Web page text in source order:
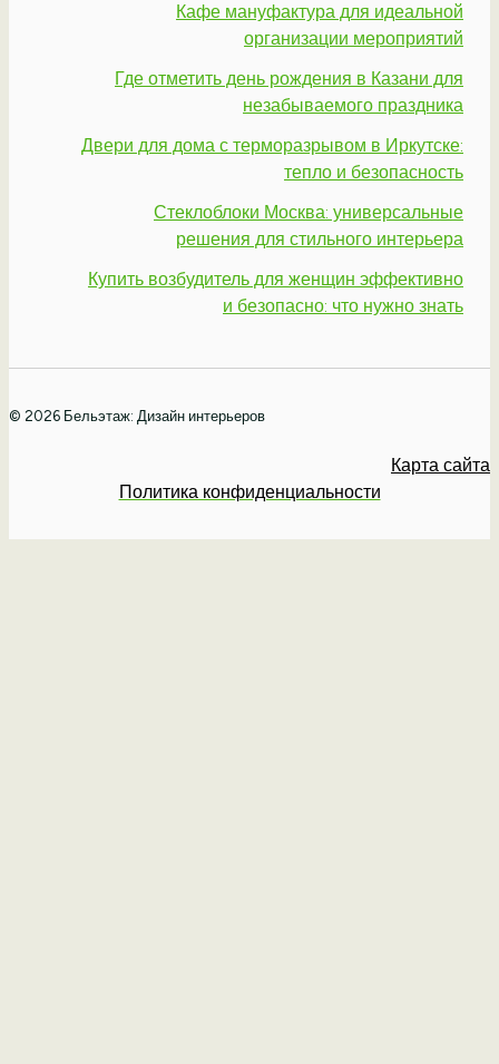
Кафе мануфактура для идеальной
организации мероприятий
Где отметить день рождения в Казани для
незабываемого праздника
Двери для дома с терморазрывом в Иркутске:
тепло и безопасность
Стеклоблоки Москва: универсальные
решения для стильного интерьера
Купить возбудитель для женщин эффективно
и безопасно: что нужно знать
© 2026 Бельэтаж: Дизайн интерьеров
Карта сайта
Политика конфиденциальности